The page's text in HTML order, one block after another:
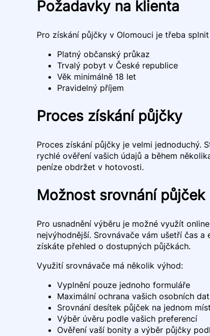
Požadavky na klienta
Pro získání půjčky v Olomouci je třeba
Platný občanský průkaz
Trvalý pobyt v České republice
Věk minimálně 18 let
Pravidelný příjem
Proces získání půjčky
Proces získání půjčky je velmi jednoduchý.
rychlé ověření vašich údajů a během
peníze obdržet v hotovosti.
Možnost srovnání půjček
Pro usnadnění výběru je možné využít
nejvýhodnější. Srovnávače vám ušetří čas
získáte přehled o dostupných půjčkách.
Využití srovnávače má několik výhod:
Vyplnění pouze jednoho formuláře
Maximální ochrana vašich osobních dat
Srovnání desítek půjček na jednom
Výběr úvěru podle vašich preferencí
Ověření vaší bonity a výběr půjčky